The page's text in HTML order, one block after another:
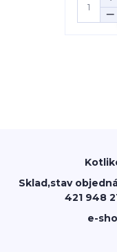
Sklad,stav
421 948
e-